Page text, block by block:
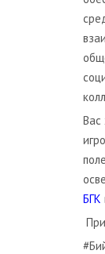
Вас
БГК